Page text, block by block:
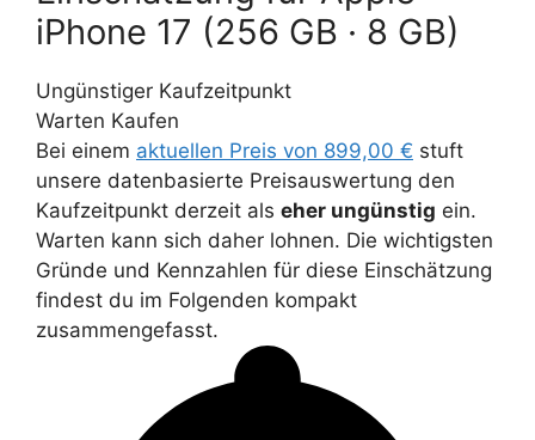
iPhone 17 (256 GB · 8 GB)
Ungünstiger Kaufzeitpunkt
Warten Kaufen
Bei einem aktuellen Preis von 899,00 € stuft
unsere datenbasierte Preisauswertung den
Kaufzeitpunkt derzeit als eher ungünstig ein.
Warten kann sich daher lohnen. Die wichtigsten
Gründe und Kennzahlen für diese Einschätzung
findest du im Folgenden kompakt
zusammengefasst.